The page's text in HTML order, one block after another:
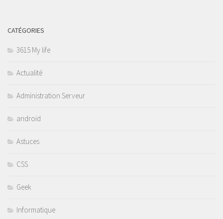
CATÉGORIES
3615 My life
Actualité
Administration Serveur
android
Astuces
CSS
Geek
Informatique